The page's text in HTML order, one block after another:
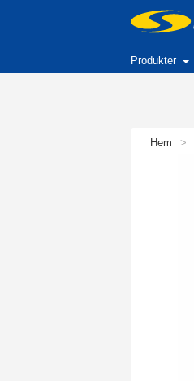
Produkter
Hem >